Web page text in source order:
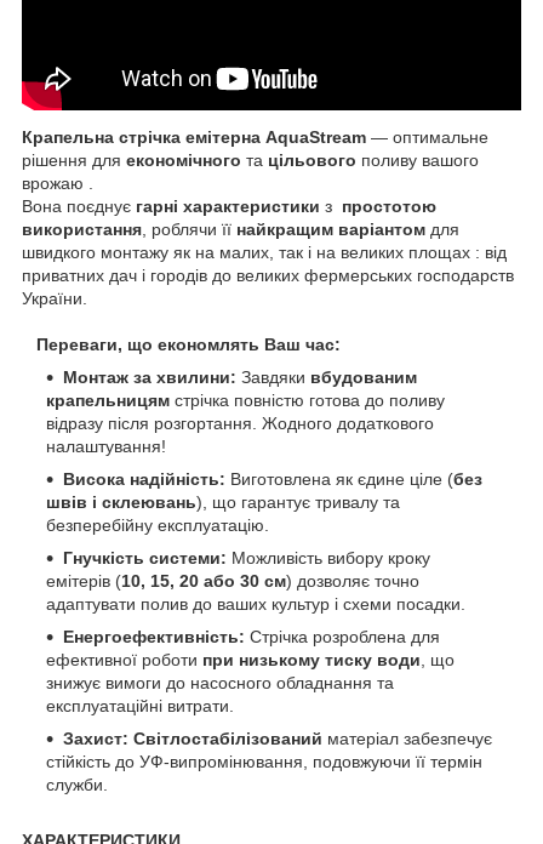
Крапельна стрічка емітерна AquaStream — оптимальне
рішення для економічного та цільового поливу вашого
врожаю .
Вона поєднує гарні характеристики з простотою
використання , роблячи її найкращим варіантом для
швидкого монтажу як на малих, так і на великих площах : від
приватних дач і городів до великих фермерських господарств
України.
Переваги, що економлять Ваш час:
Монтаж за хвилини: Завдяки вбудованим
крапельницям стрічка повністю готова до поливу
відразу після розгортання. Жодного додаткового
налаштування!
Висока надійність: Виготовлена як єдине ціле (без
швів і склеювань), що гарантує тривалу та
безперебійну експлуатацію.
Гнучкість системи: Можливість вибору кроку
емітерів (10, 15, 20 або 30 см) дозволяє точно
адаптувати полив до ваших культур і схеми посадки.
Енергоефективність: Стрічка розроблена для
ефективної роботи при низькому тиску води , що
знижує вимоги до насосного обладнання та
експлуатаційні витрати.
Захист: Світлостабілізований матеріал забезпечує
стійкість до УФ-випромінювання, подовжуючи її термін
служби.
ХАРАКТЕРИСТИКИ